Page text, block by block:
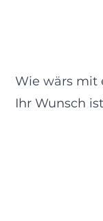
Wie wärs mit
Ihr Wunsch